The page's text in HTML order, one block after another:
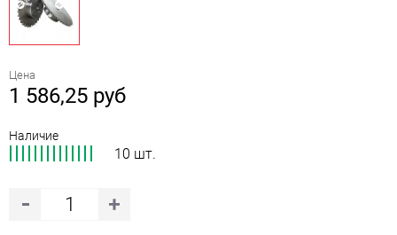
Цена
1 586,25 руб
Наличие
10 шт.